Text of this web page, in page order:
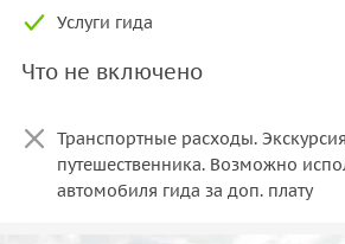
Услуги гида
Что не включено
Транспортные расходы.
путешественника. Возможно
автомобиля гида за доп. плату